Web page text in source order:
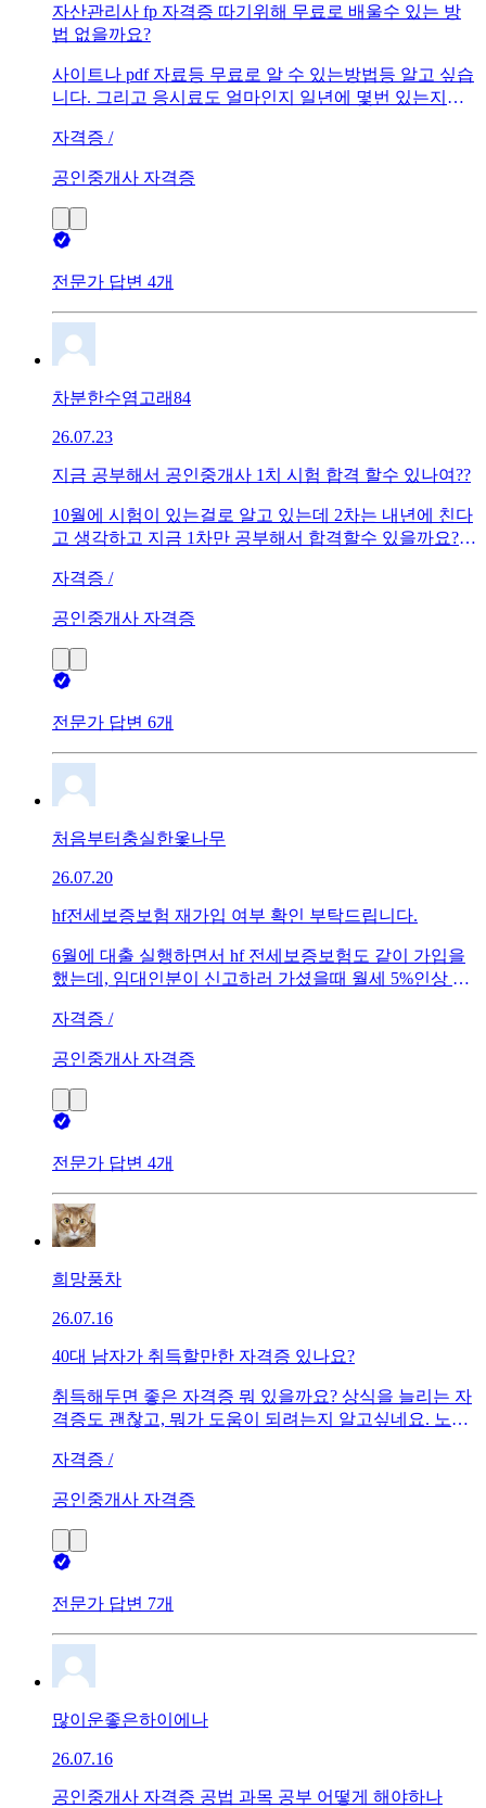
자산관리사 fp 자격증 따기위해 무료로 배울수 있는 방
법 없을까요?
사이트나 pdf 자료등 무료로 알 수 있는방법등 알고 싶습
니다. 그리고 응시료도 얼마인지 일년에 몇번 있는지도
니다
자격증 /
공인중개사 자격증
전문가 답변 4개
차분한수염고래84
26.07.23
지금 공부해서 공인중개사 1치 시험 합격 할수 있나여??
10월에 시험이 있는걸로 알고 있는데 2차는 내년에 친다
고 생각하고 지금 1차만 공부해서 합격할수 있을까요??
자격증 /
공인중개사 자격증
전문가 답변 6개
처음부터충실한옻나무
26.07.20
hf전세보증보험 재가입 여부 확인 부탁드립니다.
6월에 대출 실행하면서 hf 전세보증보험도 같이 가입을
했는데, 임대인분이 신고하러 가셨을때 월세 5%인상 불
다고 하셔서 기존 계약서 해지 후 다시 임대차 계약서 작
간, 전세금 포함해서 모든 계약조건은 기존과 동일한데
월세만 700원 줄어든 경우입니다
자격증 /
공인중개사 자격증
전문가 답변 4개
희망풍차
26.07.16
40대 남자가 취득할만한 자격증 있나요?
취득해두면 좋은 자격증 뭐 있을까요? 상식을 늘리는 자
격증도 괜찮고, 뭐가 도움이 되려는지 알고싶네요. 노후
자격증 /
공인중개사 자격증
전문가 답변 7개
많이운좋은하이에나
26.07.16
공인중개사 자격증 공법 과목 공부 어떻게 해야하나